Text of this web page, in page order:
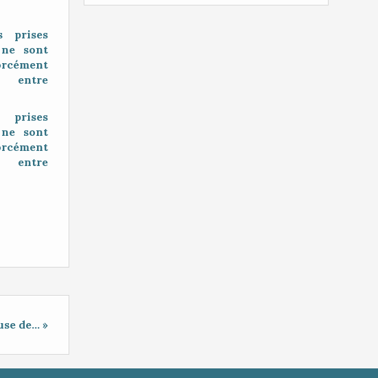
prises
ne sont
entre
de... »